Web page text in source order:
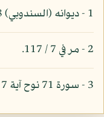
1 - ديوانه (السندوبي) 158.
2 - مر في 7 / 117.
3 - سورة 71 نوح آية 17.